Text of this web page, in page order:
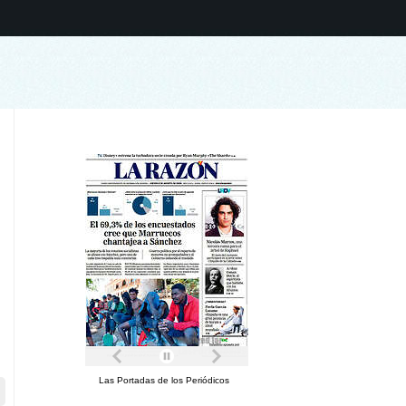
Las Portadas de los Periódicos